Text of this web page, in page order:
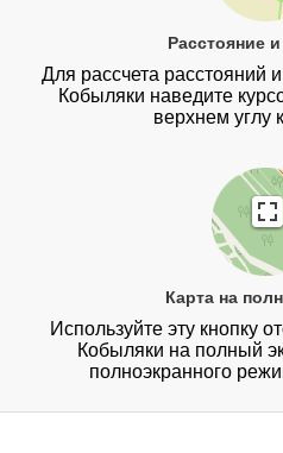
Расстояние
Для рассчета расстояний
Кобыляки наведите
верхнем углу
Карта на
Используйте эту кнопку
Кобыляки на полный
полноэкранного